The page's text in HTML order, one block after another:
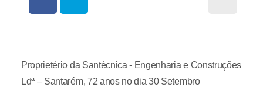
Proprietério da Santécnica - Engenharia e Construções
Ldª – Santarém, 72 anos no dia 30 Setembro